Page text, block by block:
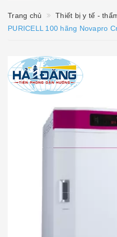
Trang chủ Thiết bị y tế -
PURICELL 100 hãng Novapro